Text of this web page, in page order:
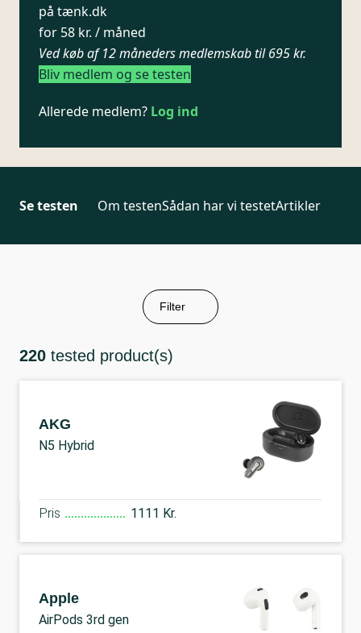
på tænk.dk
for 58 kr. / måned
Ved køb af 12 måneders medlemskab til 695 kr.
Bliv medlem og se testen
Allerede medlem? Log ind
Se testen Om testenSådan har vi testetArtikler
Filter
220 tested product(s)
AKG
N5 Hybrid
Pris 1111 Kr.
Apple
AirPods 3rd gen